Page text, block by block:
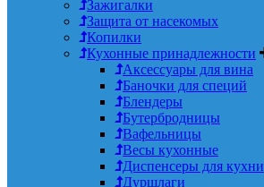
Зажигалки
Защита от насекомых
Копилки
Кухонные принадлежности
Аксессуары для вина
Баночки для специй
Блендеры
Бутербродницы
Вафельницы
Весы кухонные
Диспенсеры для кухни
Дуршлаги